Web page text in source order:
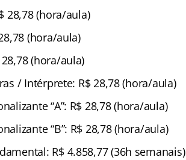
28,78 (hora/aula)
(hora/aula)
(hora/aula)
/ Intérprete: R$ 28,78 (hora/aula)
“A”: R$ 28,78 (hora/aula)
“B”: R$ 28,78 (hora/aula)
R$ 4.858,77 (36h semanais)